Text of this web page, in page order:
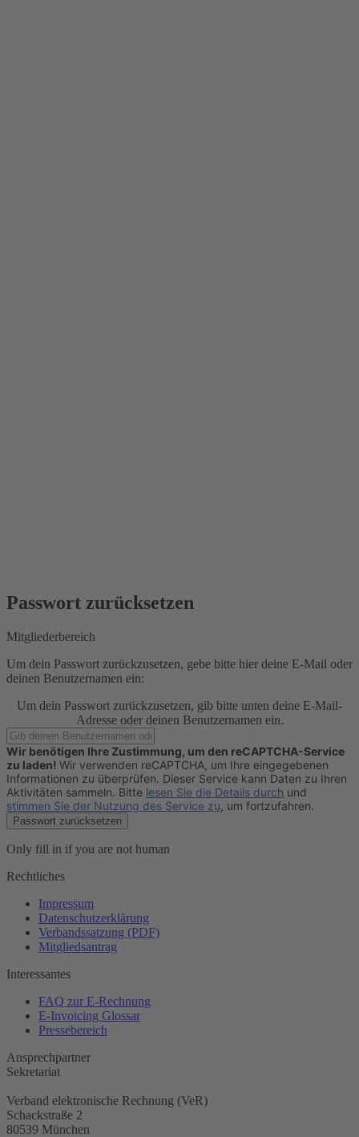
Passwort zurücksetzen
Mitgliederbereich
Um dein Passwort zurückzusetzen, gebe bitte hier deine E-Mail oder
deinen Benutzernamen ein:
Um dein Passwort zurückzusetzen, gib bitte unten deine E-Mail-
Adresse oder deinen Benutzernamen ein.
Wir benötigen Ihre Zustimmung, um den reCAPTCHA-Service
zu laden! Wir verwenden reCAPTCHA, um Ihre eingegebenen
Informationen zu überprüfen. Dieser Service kann Daten zu Ihren
Aktivitäten sammeln. Bitte lesen Sie die Details durch und
stimmen Sie der Nutzung des Service zu, um fortzufahren.
Only fill in if you are not human
Rechtliches
Impressum
Datenschutzerklärung
Verbandssatzung (PDF)
Mitgliedsantrag
Interessantes
FAQ zur E-Rechnung
E-Invoicing Glossar
Pressebereich
Ansprechpartner
Sekretariat
Verband elektronische Rechnung (VeR)
Schackstraße 2
80539 München